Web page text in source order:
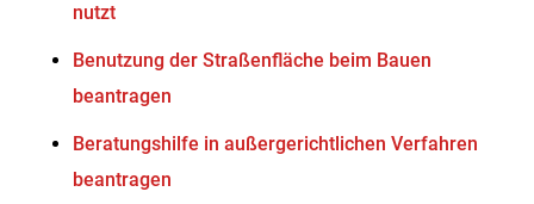
nutzt
Benutzung der Straßenfläche beim Bauen
beantragen
Beratungshilfe in außergerichtlichen Verfahren
beantragen